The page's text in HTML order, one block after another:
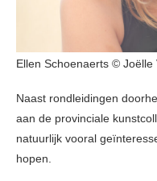
Ellen Schoenaerts © Joëlle
Naast rondleidingen
aan de provinciale
natuurlijk vooral
hopen.